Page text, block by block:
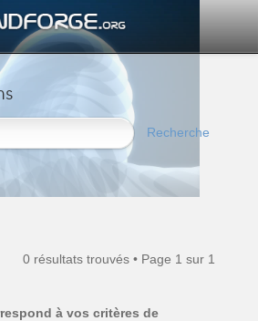
Recherche
0 résultats trouvés • Page 1 sur 1
à vos critères de